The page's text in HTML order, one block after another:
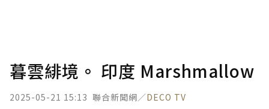
暮雲緋境。 印度 Marshmallow
2025-05-21 15:13 聯合新聞網／DECO TV